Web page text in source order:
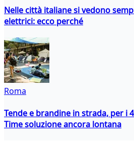
Nelle città italiane si vedono
elettrici: ecco perché
Roma
Tende e brandine in strada, per i
Time soluzione ancora lontana